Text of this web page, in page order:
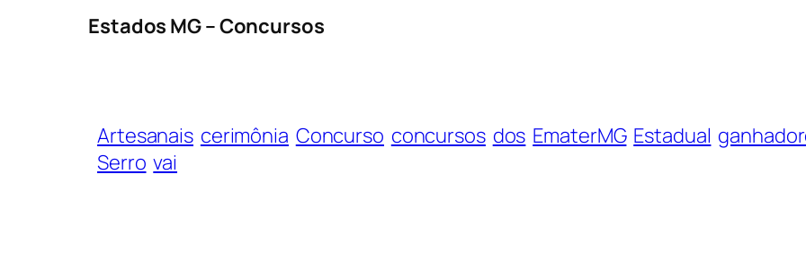
Estados MG – Concursos
Artesanais cerimônia Concurso concursos dos EmaterMG Estadual
Serro vai